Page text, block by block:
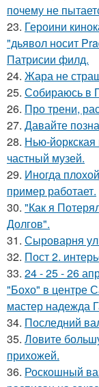
почему не
23. Героини
"дьявол носит
Патрисии филд.
24. Жара не
25. Собираюсь в
26. Про трени,
27. Давайте
28. Нью-
частный музей.
29. Иногда
пример работает.
30. "Как я
Долгов".
31. Сыроварня
32. Пост 2.
33. 24 - 25 - 26
"Бохо" в центре
мастер надежда
34. Последний
35. Ловите
прихожей.
36. Роскошный